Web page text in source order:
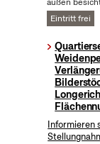
Eintritt frei
Informieren